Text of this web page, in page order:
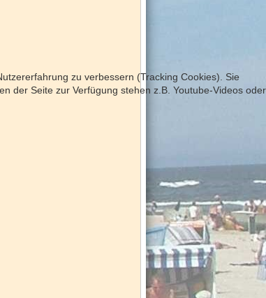
zu verbessern (Tracking Cookies). Sie
der Seite zur Verfügung stehen z.B. Youtube-Videos oder